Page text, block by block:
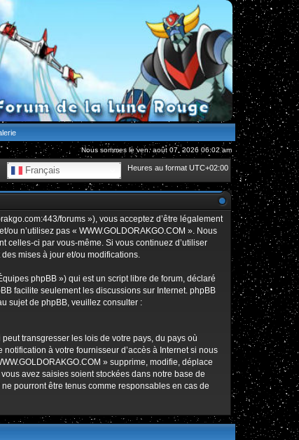
Nous sommes le ven. août 07, 2026 06:02 am
Heures au format UTC+02:00
Français
avancée
forums »), vous acceptez d’être légalement
n’utilisez pas « WWW.GOLDORAKGO.COM ». Nous
celles-ci par vous-même. Si vous continuez d’utiliser
mises à jour et/ou modifications.
phpBB ») qui est un script libre de forum, déclaré
facilite seulement les discussions sur Internet. phpBB
sujet de phpBB, veuillez consulter :
transgresser les lois de votre pays, du pays où
à votre fournisseur d’accès à Internet si nous
» supprime, modifie, déplace
avez saisies soient stockées dans notre base de
pourront être tenus comme responsables en cas de